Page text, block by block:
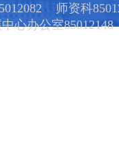
师资科
办公室85012148